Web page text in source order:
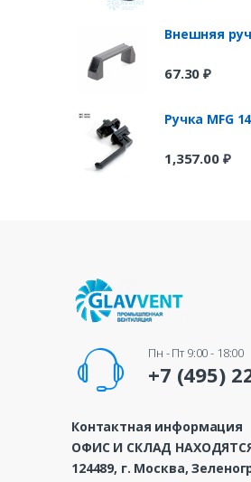
Внешняя
67.30₽
Ручка MFG
1,357.00 ₽
Пн - Пт 9:00 - 18:00
+7 (495)
Контактная информация
ОФИС И СКЛАД
124489, г. Москва,